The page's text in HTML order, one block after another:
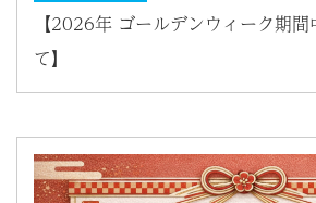
【2026年 ゴールデンウィーク期
て】